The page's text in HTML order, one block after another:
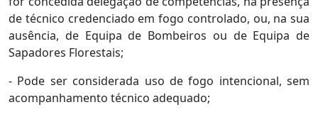
de técnico credenciado em fogo controlado, ou, na sua
ausência, de Equipa de Bombeiros ou de Equipa de
Sapadores Florestais;
- Pode ser considerada uso de fogo intencional, sem
acompanhamento técnico adequado;